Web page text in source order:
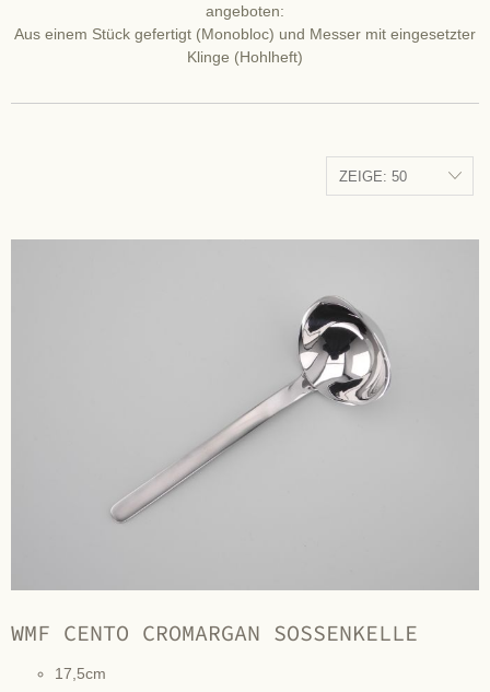
angeboten:
Aus einem Stück gefertigt (Monobloc) und Messer mit eingesetzter
Klinge (Hohlheft)
WMF CENTO CROMARGAN SOSSENKELLE
17,5cm